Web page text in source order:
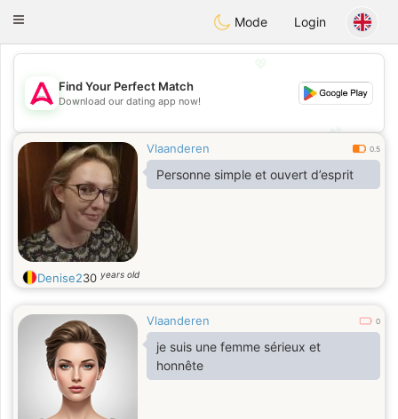
Tantôt
Toggle
Mode Login
💖
💕
💕
Find Your Perfect Match
Download our dating app now!
Vlaanderen 0.5
Personne simple et ouvert d’esprit
Denise230 years old
Vlaanderen 0
je suis une femme sérieux et
honnête